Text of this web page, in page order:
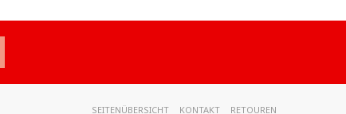
SEITENÜBERSICHT KONTAKT RETOUREN